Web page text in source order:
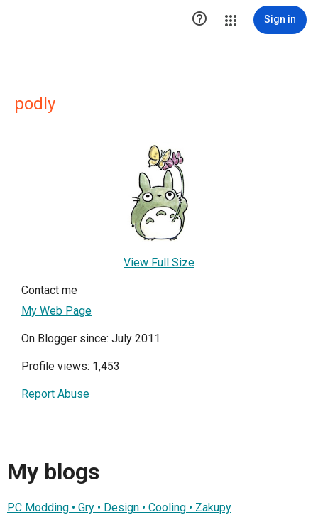
 Sign in
podly
View Full Size
Contact me
My Web Page
On Blogger since: July 2011
Profile views: 1,453
Report Abuse
My blogs
PC Modding • Gry • Design • Cooling • Zakupy